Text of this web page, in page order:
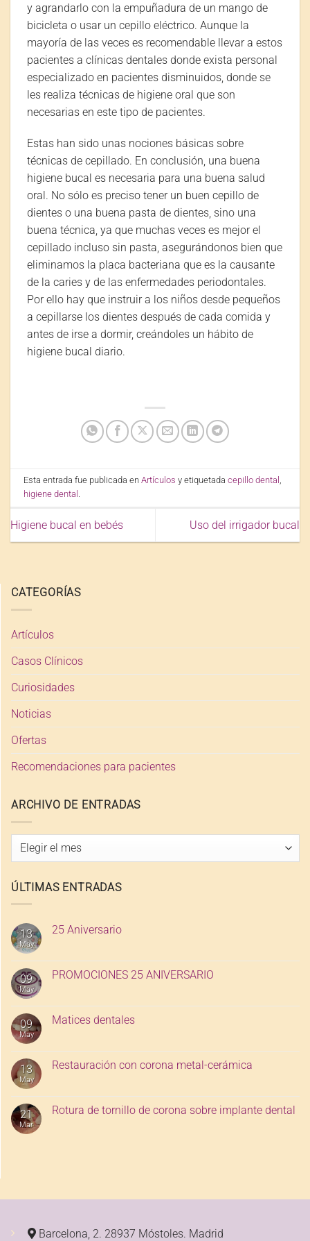
y agrandarlo con la empuñadura de un mango de
bicicleta o usar un cepillo eléctrico. Aunque la
mayoría de las veces es recomendable llevar a estos
pacientes a clínicas dentales donde exista personal
especializado en pacientes disminuidos, donde se
les realiza técnicas de higiene oral que son
necesarias en este tipo de pacientes.
Estas han sido unas nociones básicas sobre
técnicas de cepillado. En conclusión, una buena
higiene bucal es necesaria para una buena salud
oral. No sólo es preciso tener un buen cepillo de
dientes o una buena pasta de dientes, sino una
buena técnica, ya que muchas veces es mejor el
cepillado incluso sin pasta, asegurándonos bien que
eliminamos la placa bacteriana que es la causante
de la caries y de las enfermedades periodontales.
Por ello hay que instruir a los niños desde pequeños
a cepillarse los dientes después de cada comida y
antes de irse a dormir, creándoles un hábito de
higiene bucal diario.
Esta entrada fue publicada enArtículos y etiquetadacepillo dental ,
higiene dental .
Higiene bucal en bebés Uso del irrigador bucal
CATEGORÍAS
Artículos
Casos Clínicos
Curiosidades
Noticias
Ofertas
Recomendaciones para pacientes
ARCHIVO DE ENTRADAS
Archivo
ÚLTIMAS ENTRADAS
13
May
25 Aniversario
09
May
PROMOCIONES 25 ANIVERSARIO
09
May
Matices dentales
13
May
Restauración con corona metal-cerámica
21
Mar
Rotura de tornillo de corona sobre implante dental
Barcelona, 2. 28937 Móstoles. Madrid